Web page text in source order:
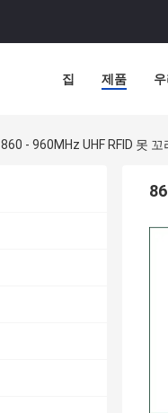
집 제품
860 - 960MHz UHF RFID 못